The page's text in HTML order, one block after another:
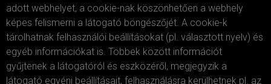
adott webhelyet, a cookie-nak köszönhetően a webhely
képes felismerni a látogató böngészőjét. A cookie-k
tárolhatnak felhasználói beállításokat (pl. választott nyelv) és
egyéb információkat is. Többek között információt
gyűjtenek a látogatóról és eszközéről, megjegyzik a
látogató egyéni beállításait, felhasználásra kerülhetnek pl. az